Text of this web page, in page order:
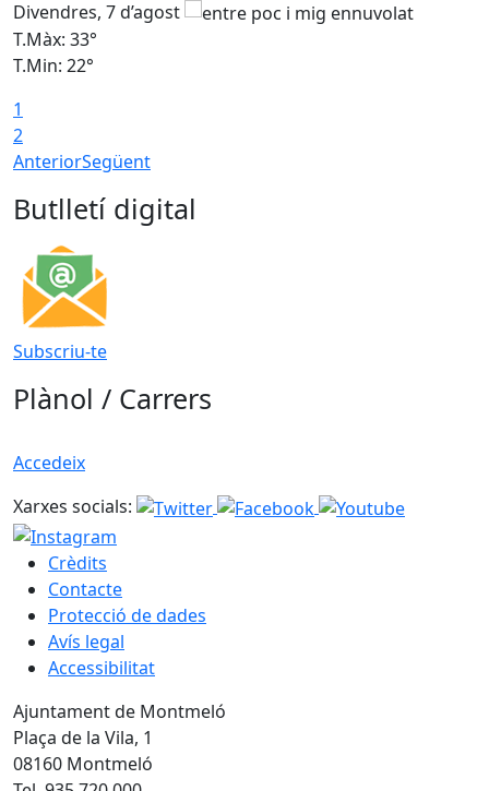
Divendres, 7 d’agost
T.Màx: 33°
T.Min: 22°
1
2
AnteriorSegüent
Butlletí digital
Subscriu-te
Plànol / Carrers
Accedeix
Xarxes socials:
Crèdits
Contacte
Protecció de dades
Avís legal
Accessibilitat
Ajuntament de Montmeló
Plaça de la Vila, 1
08160 Montmeló